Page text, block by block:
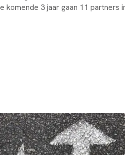
komende 3 jaar gaan 11